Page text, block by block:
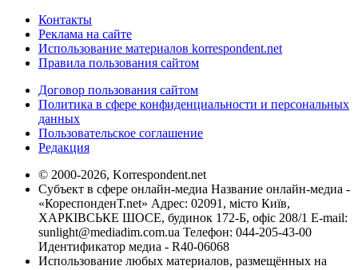
Контакты
Реклама на сайте
Использование материалов korrespondent.net
Правила пользования сайтом
Договор пользования сайтом
Политика в сфере конфиденциальности и персональных
данных
Пользовательское соглашение
Редакция
© 2000-2026, Korrespondent.net
Субъект в сфере онлайн-медиа Название онлайн-медиа -
«КореспонденТ.net» Адрес: 02091, місто Київ,
ХАРКІВСЬКЕ ШОСЕ, будинок 172-Б, офіс 208/1 E-mail:
sunlight@mediadim.com.ua Телефон: 044-205-43-00
Идентификатор медиа - R40-06068
Использование любых материалов, размещённых на